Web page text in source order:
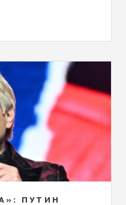
ПУТИН